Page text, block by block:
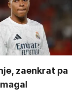
zaenkrat pa